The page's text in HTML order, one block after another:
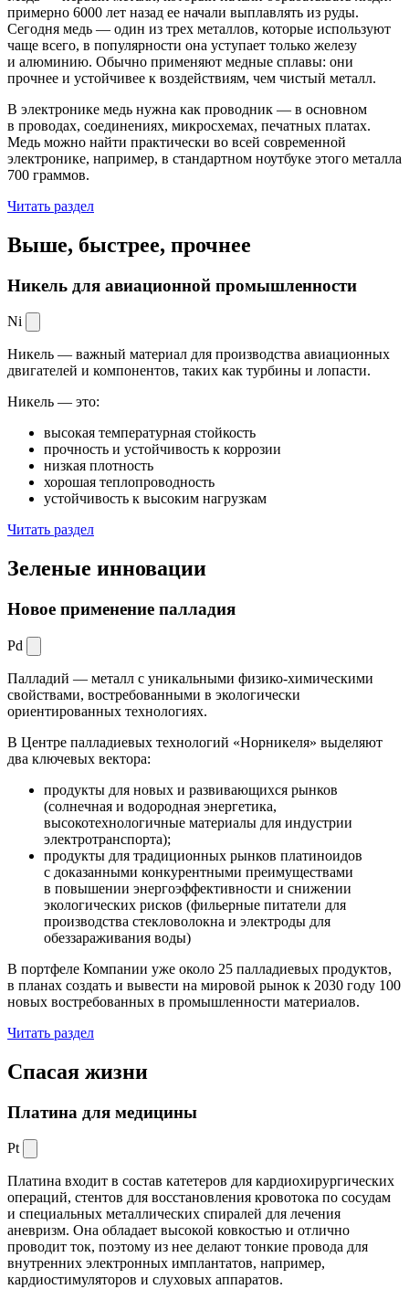
примерно 6000 лет назад ее начали выплавлять из руды.
Сегодня медь — один из трех металлов, которые используют
чаще всего, в популярности она уступает только железу
и алюминию. Обычно применяют медные сплавы: они
прочнее и устойчивее к воздействиям, чем чистый металл.
В электронике медь нужна как проводник — в основном
в проводах, соединениях, микросхемах, печатных платах.
Медь можно найти практически во всей современной
электронике, например, в стандартном ноутбуке этого металла
700 граммов.
Читать раздел
Выше, быстрее, прочнее
Никель для авиационной промышленности
Ni
Никель — важный материал для производства авиационных
двигателей и компонентов, таких как турбины и лопасти.
Никель — это:
высокая температурная стойкость
прочность и устойчивость к коррозии
низкая плотность
хорошая теплопроводность
устойчивость к высоким нагрузкам
Читать раздел
Зеленые инновации
Новое применение палладия
Pd
Палладий — металл с уникальными физико-химическими
свойствами, востребованными в экологически
ориентированных технологиях.
В Центре палладиевых технологий «Норникеля» выделяют
два ключевых вектора:
продукты для новых и развивающихся рынков
(солнечная и водородная энергетика,
высокотехнологичные материалы для индустрии
электротранспорта);
продукты для традиционных рынков платиноидов
с доказанными конкурентными преимуществами
в повышении энергоэффективности и снижении
экологических рисков (фильерные питатели для
производства стекловолокна и электроды для
обеззараживания воды)
В портфеле Компании уже около 25 палладиевых продуктов,
в планах создать и вывести на мировой рынок к 2030 году 100
новых востребованных в промышленности материалов.
Читать раздел
Спасая жизни
Платина для медицины
Pt
Платина входит в состав катетеров для кардиохирургических
операций, стентов для восстановления кровотока по сосудам
и специальных металлических спиралей для лечения
аневризм. Она обладает высокой ковкостью и отлично
проводит ток, поэтому из нее делают тонкие провода для
внутренних электронных имплантатов, например,
кардиостимуляторов и слуховых аппаратов.